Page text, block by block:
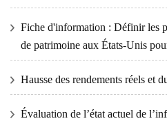
Fiche d'information : Définir les
de patrimoine aux États-Unis
Hausse des rendements réels et
Évaluation de l’état actuel de